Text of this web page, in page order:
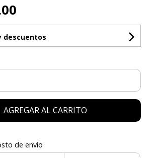
descuentos
AGREGAR AL CARRITO
de envío